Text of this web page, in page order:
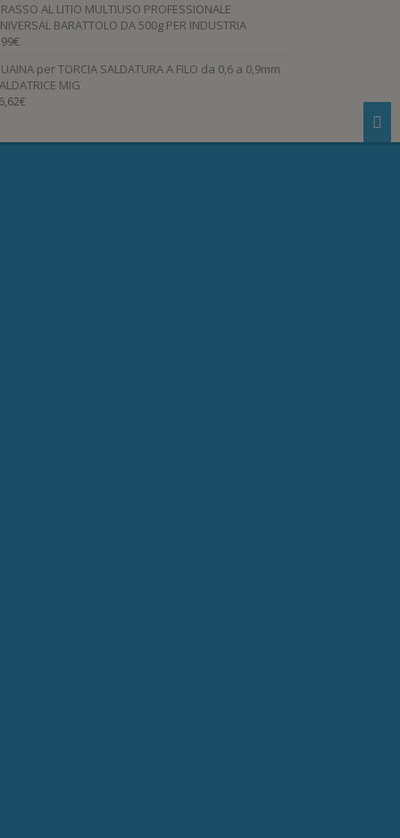
AL LITIO MULTIUSO PROFESSIONALE
BARATTOLO DA 500g PER INDUSTRIA
€
per TORCIA SALDATURA A FILO da 0,6 a 0,9mm
MIG
€